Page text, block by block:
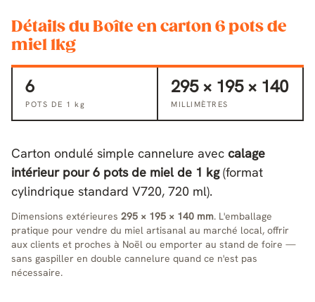
Détails du Boîte en carton 6 pots de
miel 1kg
6
POTS DE 1 kg
295 × 195 × 140
MILLIMÈTRES
Carton ondulé simple cannelure avec calage
intérieur pour 6 pots de miel de 1 kg(format
cylindrique standard V720, 720 ml).
Dimensions extérieures 295 × 195 × 140 mm. L'emballage
pratique pour vendre du miel artisanal au marché local, offrir
aux clients et proches à Noël ou emporter au stand de foire —
sans gaspiller en double cannelure quand ce n'est pas
nécessaire.